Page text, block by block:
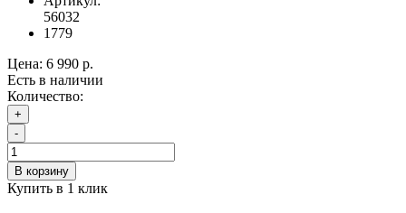
56032
1779
Цена: 6 990 р.
Есть в наличии
Количество:
+
-
В корзину
Купить в 1 клик